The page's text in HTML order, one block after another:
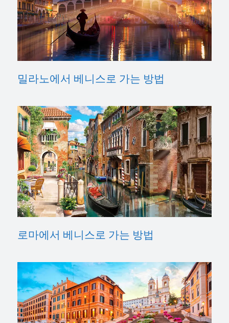
밀라노에서 베니스로 가는 방법
로마에서 베니스로 가는 방법